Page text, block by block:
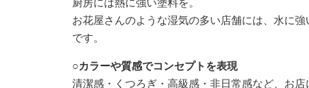
厨房には熱に強い塗料を。
お花屋さんのような湿気の多い店舗には、水に
です。
○カラーや質感でコンセプトを表現
清潔感・くつろぎ・高級感・非日常感など、お店